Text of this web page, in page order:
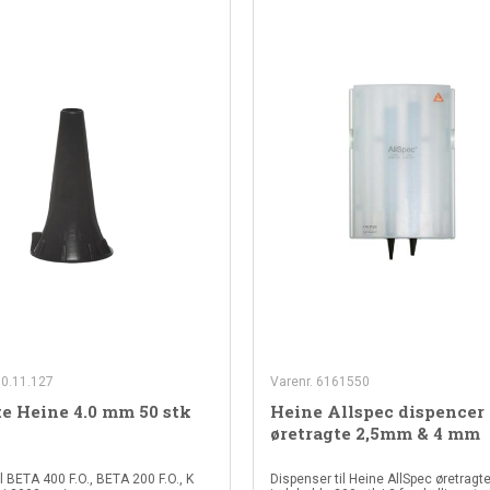
Heine 4.0 mm 50 stk
400 F.O., BETA 200 F.O., K
Varenr. 6161550
Heine Allspec
øretragte 2,5mm & 4 mm
Dispenser til Heine AllSpec